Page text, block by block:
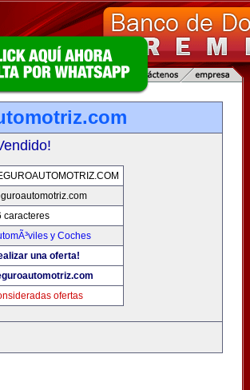
caracteres
y Coches
una oferta!
ofertas